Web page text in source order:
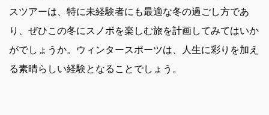
スツアーは、特に未経験者にも最適な冬の過ごし方であ
り、ぜひこの冬にスノボを楽しむ旅を計画してみてはいか
がでしょうか。ウィンタースポーツは、人生に彩りを加え
る素晴らしい経験となることでしょう。